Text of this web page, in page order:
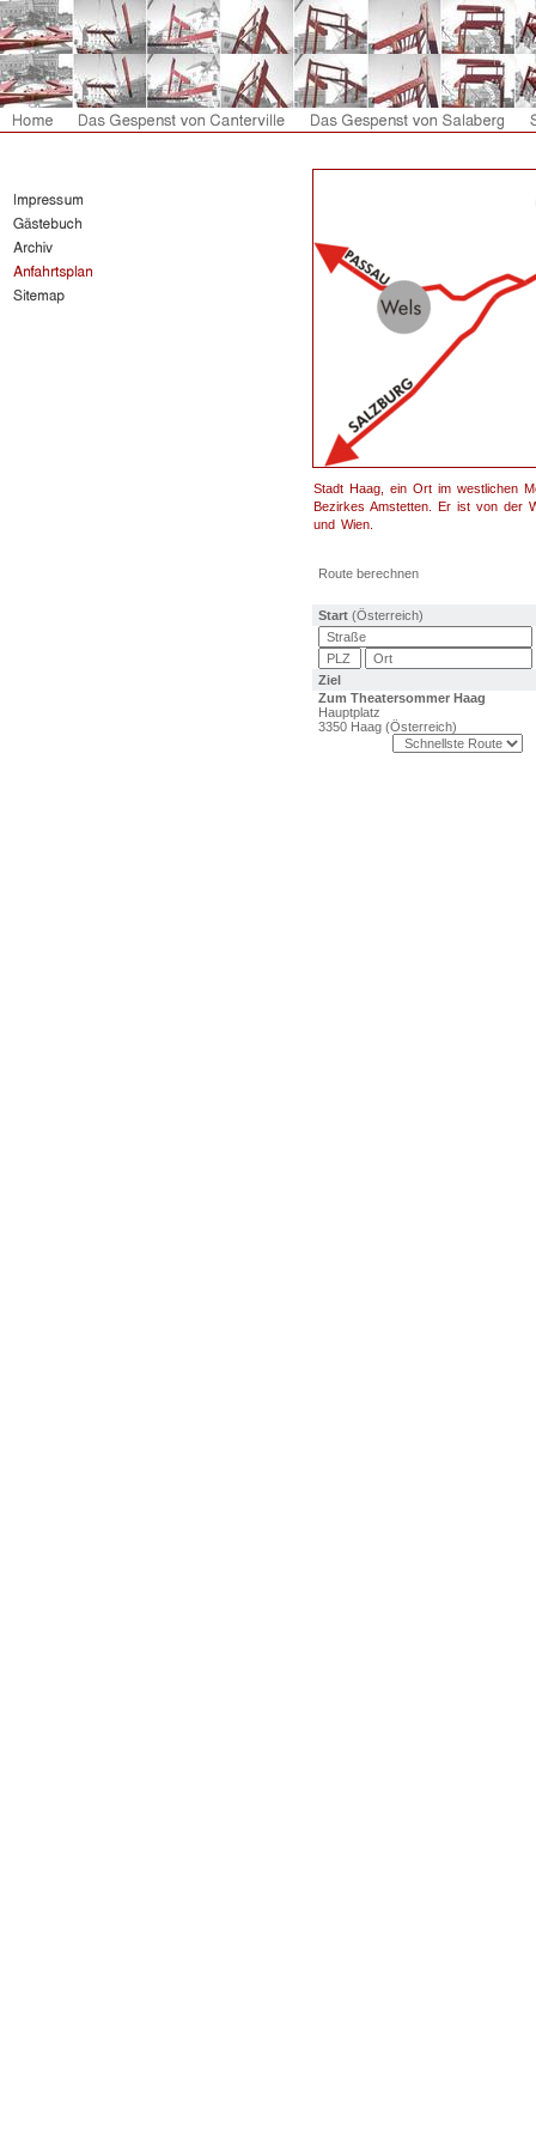
Stadt Haag, ein Ort im westlichen
Bezirkes Amstetten. Er ist von der
und Wien.
Route berechnen
Start (Österreich)
Ziel
Zum Theatersommer Haag
Hauptplatz
3350 Haag (Österreich)